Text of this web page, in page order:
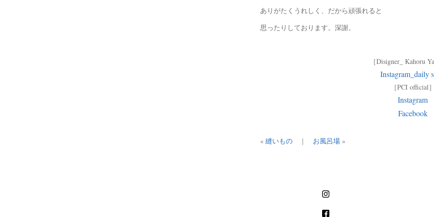
ありがたくうれしく、だから頑張れると
思ったりしております。深謝。
［Disigner_ Kahoru
Instagram_daily
［PCI official］
Instagram
Facebook
« 縫いもの ｜ お風呂場 »